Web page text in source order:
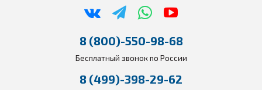
8 (800)-550-98-68
Бесплатный звонок по России
8 (499)-398-29-62